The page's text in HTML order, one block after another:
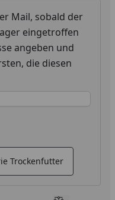
Mail, sobald der
eingetroffen
angeben und
die diesen
Trockenfutter